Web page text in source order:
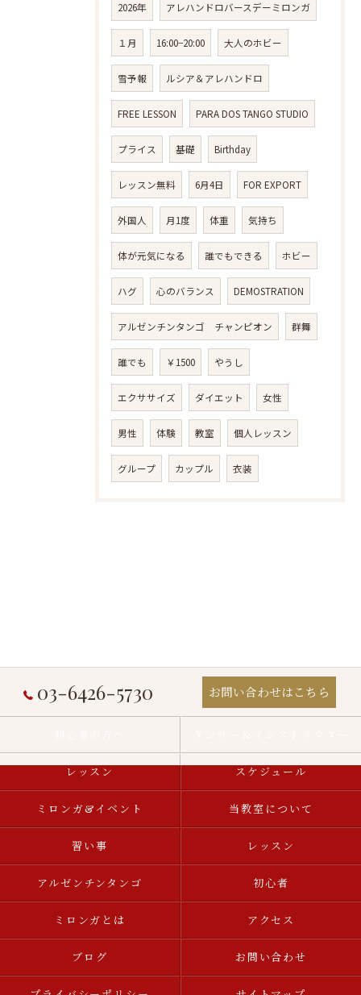
2026年 アレハンドロバースデーミロンガ
１月 16:00−20:00 大人のホビー
雪予報 ルシア＆アレハンドロ
FREE LESSON PARA DOS TANGO STUDIO
プライス 基礎 Birthday
レッスン無料 6月4日 FOR EXPORT
外国人 月1度 体重 気持ち
体が元気になる 誰でもできる ホビー
ハグ 心のバランス DEMOSTRATION
アルゼンチンタンゴ チャンピオン 群舞
誰でも ￥1500 やうし
エクササイズ ダイエット 女性
男性 体験 教室 個人レッスン
グループ カップル 衣装
03-6426-5730 お問い合わせはこちら
レッスン スケジュール
ミロンガ&イベント 当教室について
習い事 レッスン
アルゼンチンタンゴ 初心者
ミロンガとは アクセス
ブログ お問い合わせ